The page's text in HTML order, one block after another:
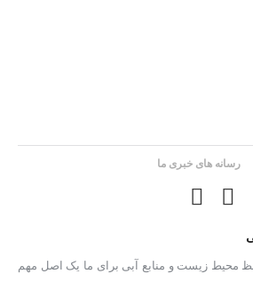
رسانه های خبری ما
محیط زیست و منابع آبی برای ما یک اصل مهم